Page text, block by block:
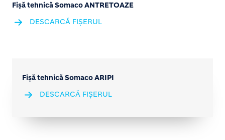
Fișă tehnică Somaco ANTRETOAZE
DESCARCĂ FIȘERUL
Fișă tehnică Somaco ARIPI
DESCARCĂ FIȘERUL